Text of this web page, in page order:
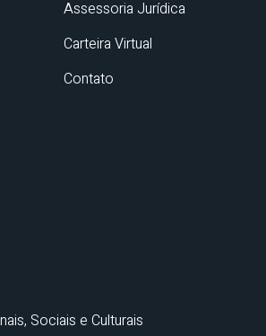
Assessoria Jurídica
Carteira Virtual
Contato
Sociais e Culturais